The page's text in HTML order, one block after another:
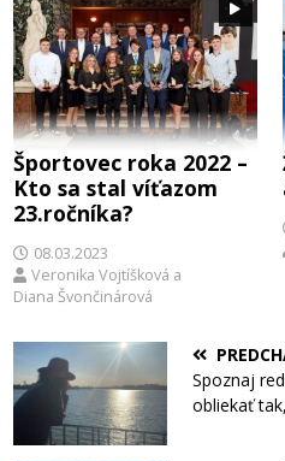
Športovec roka 2022 –
Kto sa stal víťazom
23.ročníka?
08.03.2023
Veronika Vojtíšková a
Diana Švončinárová
Spoznaj
obliekať